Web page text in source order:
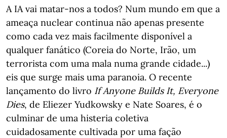
A IA vai matar-nos a todos? Num mundo em que a
ameaça nuclear continua não apenas presente
como cada vez mais facilmente disponível a
qualquer fanático (Coreia do Norte, Irão, um
terrorista com uma mala numa grande cidade...)
eis que surge mais uma paranoia. O recente
lançamento do livro If Anyone Builds It, Everyone
Dies, de Eliezer Yudkowsky e Nate Soares, é o
culminar de uma histeria coletiva
cuidadosamente cultivada por uma fação